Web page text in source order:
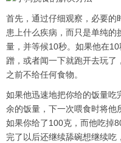
首先，通过仔细观察，必要的
患上什么疾病，而只是单纯的
量，并等候10秒。如果他在
蹭，或者闻一下就跑开去玩了
之前不给任何食物。
如果他迅速地把你给的饭量吃
余的饭量，下一次喂食时将他
如果你给了100克，而他吃掉
完了以后还继续舔碗想继续吃